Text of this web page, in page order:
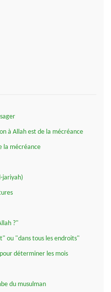
à Allah est de la mécréance
la mécréance
jariyah)
?"
ou "dans tous les endroits"
déterminer les mois
du musulman